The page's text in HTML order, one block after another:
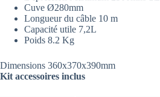
Cuve Ø280mm
Longueur du câble 10 m
Capacité utile 7,2L
Poids 8.2 Kg
Dimensions 360x370x390mm
Kit accessoires inclus